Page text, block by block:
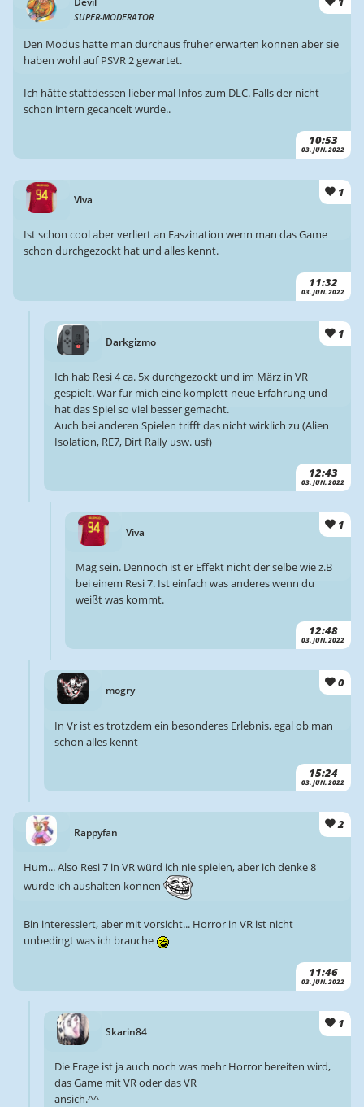
SUPER-MODERATOR
10:53
03. JUN. 2022
Den Modus hätte man durchaus früher erwarten können aber sie
haben wohl auf PSVR 2 gewartet.
Ich hätte stattdessen lieber mal Infos zum DLC. Falls der nicht
schon intern gecancelt wurde..
Viva
1
11:32
03. JUN. 2022
Ist schon cool aber verliert an Faszination wenn man das Game
schon durchgezockt hat und alles kennt.
Darkgizmo
1
12:43
03. JUN. 2022
Ich hab Resi 4 ca. 5x durchgezockt und im März in VR
gespielt. War für mich eine komplett neue Erfahrung und
hat das Spiel so viel besser gemacht.
Auch bei anderen Spielen trifft das nicht wirklich zu (Alien
Isolation, RE7, Dirt Rally usw. usf)
Viva
1
12:48
03. JUN. 2022
Mag sein. Dennoch ist er Effekt nicht der selbe wie z.B
bei einem Resi 7. Ist einfach was anderes wenn du
weißt was kommt.
mogry
0
15:24
03. JUN. 2022
In Vr ist es trotzdem ein besonderes Erlebnis, egal ob man
schon alles kennt
Rappyfan
2
11:46
03. JUN. 2022
Hum... Also Resi 7 in VR würd ich nie spielen, aber ich denke 8
würde ich aushalten können
Bin interessiert, aber mit vorsicht... Horror in VR ist nicht
unbedingt was ich brauche
Skarin84
1
Die Frage ist ja auch noch was mehr Horror bereiten wird,
das Game mit VR oder das VR
ansich.^^